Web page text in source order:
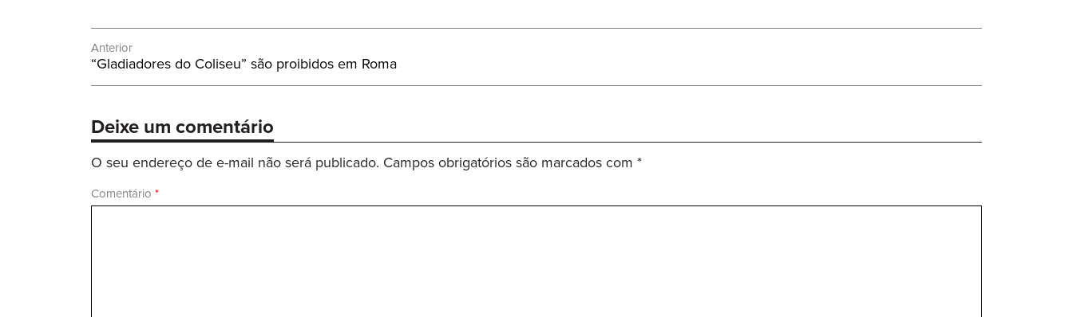
Navegação
de
Anterior
Post
Anterior:
“Gladiadores do Coliseu” são proibidos em Roma
Deixe um comentário
O seu endereço de e-mail não será publicado. Campos obrigatórios são marcados com *
Comentário *